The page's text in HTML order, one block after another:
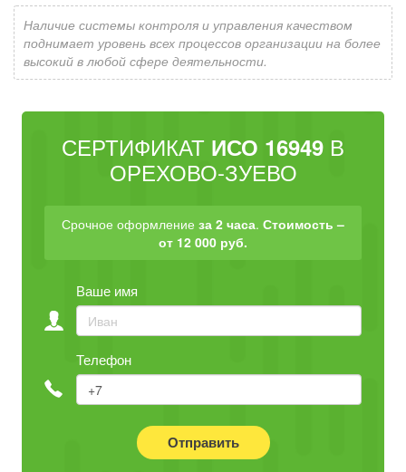
Наличие системы контроля и управления качеством
поднимает уровень всех процессов организации на более
высокий в любой сфере деятельности.
СЕРТИФИКАТ ИСО 16949 В
ОРЕХОВО-ЗУЕВО
Срочное оформление за 2 часа. Стоимость –
от 12 000 руб.
Ваше имя
Телефон
Отправить